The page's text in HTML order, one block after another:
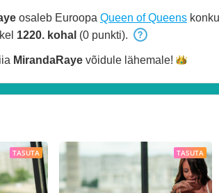
osaleb Euroopa Queen of Queens
1220. kohal (0 punkti).
MirandaRaye võidule lähemale!
TASUTA TASUTA